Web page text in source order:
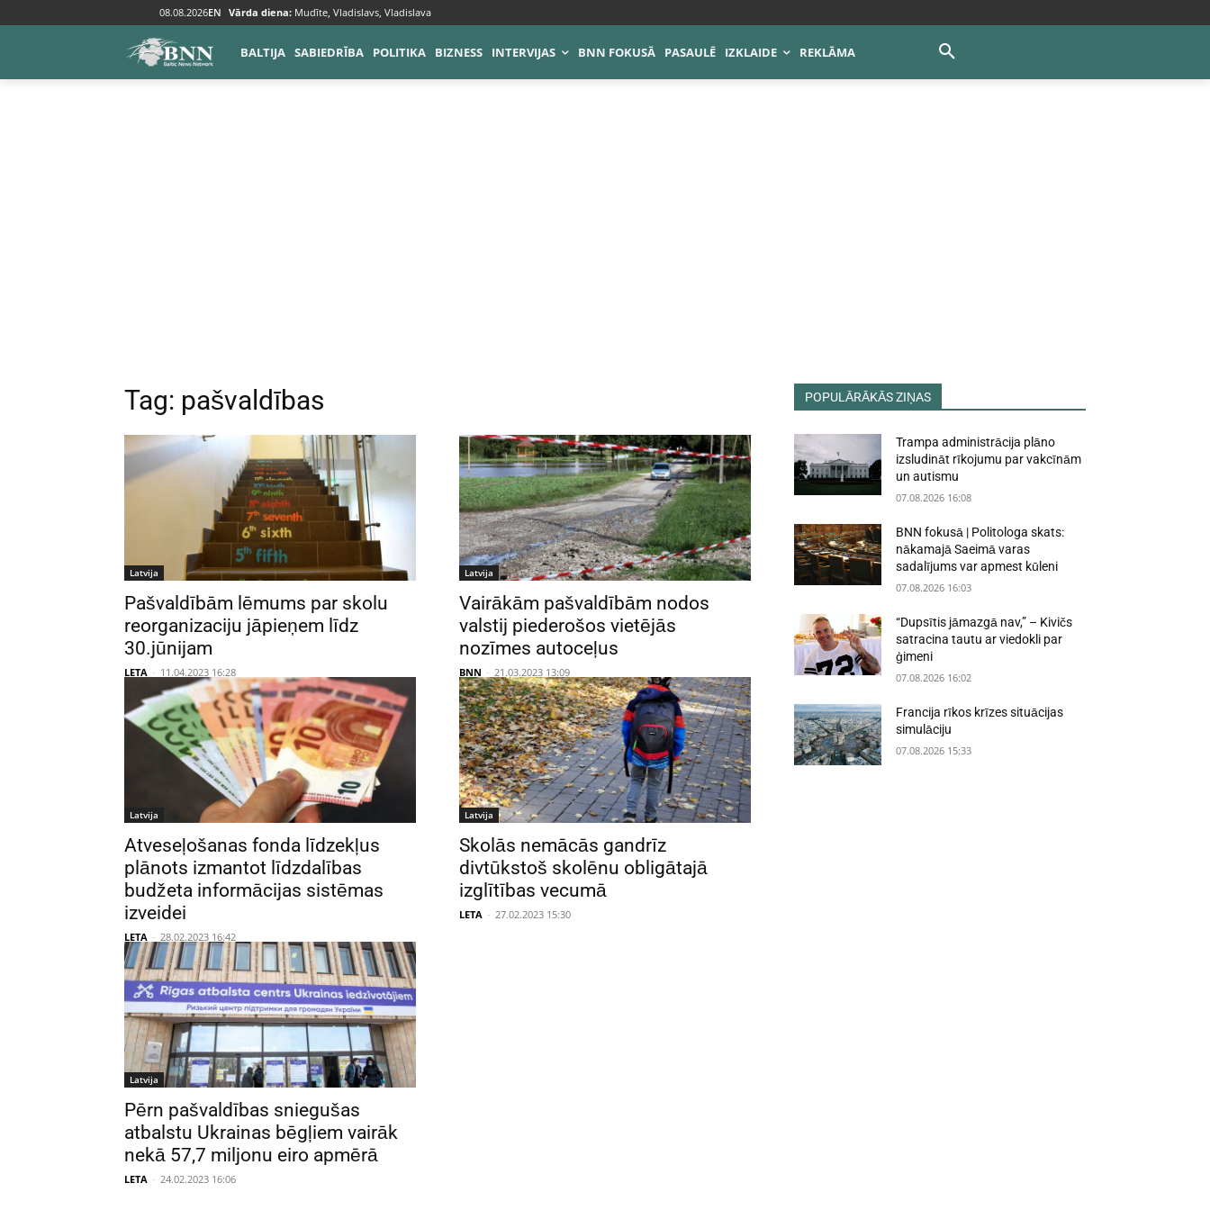
08.08.2026EN Vārda diena: Mudīte, Vladislavs, Vladislava
BALTIJA SABIEDRĪBA POLITIKA BIZNESS INTERVIJAS BNN FOKUSĀ PASAULĒ IZKLAIDE REKLĀMA
Tags Pašvaldības
Tag: pašvaldības
Latvija
Pašvaldībām lēmums par skolu
reorganizaciju jāpieņem līdz
30.jūnijam
LETA - 11.04.2023 16:28
Latvija
Vairākām pašvaldībām nodos
valstij piederošos vietējās
nozīmes autoceļus
BNN - 21.03.2023 13:09
Latvija
Atveseļošanas fonda līdzekļus
plānots izmantot līdzdalības
budžeta informācijas sistēmas
izveidei
LETA - 28.02.2023 16:42
Latvija
Skolās nemācās gandrīz
divtūkstoš skolēnu obligātajā
izglītības vecumā
LETA - 27.02.2023 15:30
Latvija
Pērn pašvaldības sniegušas
atbalstu Ukrainas bēgļiem vairāk
nekā 57,7 miljonu eiro apmērā
LETA - 24.02.2023 16:06
POPULĀRĀKĀS ZIŅAS
Trampa administrācija plāno
izsludināt rīkojumu par vakcīnām
un autismu
07.08.2026 16:08
BNN fokusā | Politologa skats:
nākamajā Saeimā varas
sadalījums var apmest kūleni
07.08.2026 16:03
“Dupsītis jāmazgā nav,” – Kivičs
satracina tautu ar viedokli par
ģimeni
07.08.2026 16:02
Francija rīkos krīzes situācijas
simulāciju
07.08.2026 15:33